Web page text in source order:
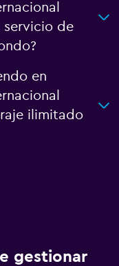
servicio de
en
ilimitado
gestionar